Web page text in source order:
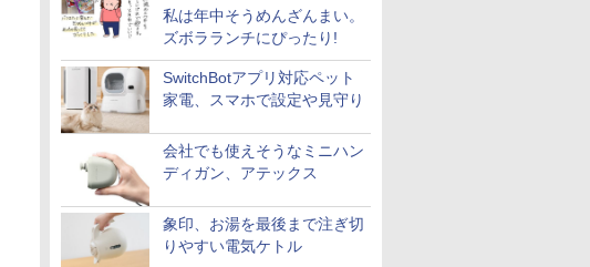
私は年中そうめんざんまい。
ズボラランチにぴったり!
SwitchBotアプリ対応ペット
家電、スマホで設定や見守り
会社でも使えそうなミニハン
ディガン、アテックス
象印、お湯を最後まで注ぎ切
りやすい電気ケトル